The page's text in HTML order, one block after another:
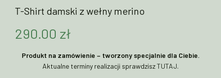
T-Shirt damski z wełny merino
290.00 zł
Produkt na zamówienie – tworzony specjalnie dla Ciebie.
Aktualne terminy realizacji sprawdziszTUTAJ.